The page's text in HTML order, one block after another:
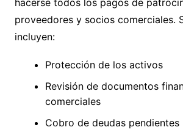
hacerse todos los pagos de
proveedores y socios comerciales.
incluyen:
Protección de los activos
Revisión de documentos
comerciales
Cobro de deudas pendientes